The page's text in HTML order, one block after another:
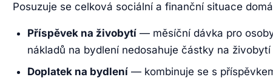
Posuzuje se celková sociální a finanční situace
Příspěvek na živobytí — měsíční dávka pro
nákladů na bydlení nedosahuje částky na
Doplatek na bydlení — kombinuje se s